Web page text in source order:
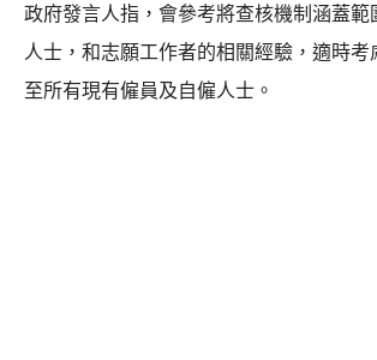
政府發言人指，會參考將查核機制涵蓋範
人士，和志願工作者的相關經驗，適時
至所有現有僱員及自僱人士。